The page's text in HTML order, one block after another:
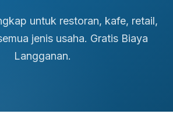
untuk restoran, kafe, retail,
jenis usaha. Gratis Biaya
Langganan.